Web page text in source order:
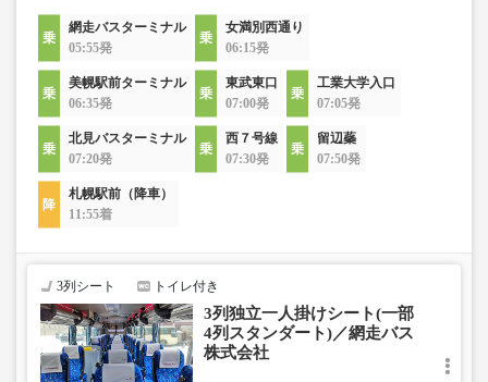
網走バスターミナル
05:55発
女満別西通り
06:15発
美幌駅前ターミナル
06:35発
東武東口
07:00発
工業大学入口
07:05発
北見バスターミナル
07:20発
西７号線
07:30発
留辺蘂
07:50発
札幌駅前（降車）
11:55着
3列シート トイレ付き
3列独立一人掛けシート(一部
4列スタンダート)／網走バス
株式会社